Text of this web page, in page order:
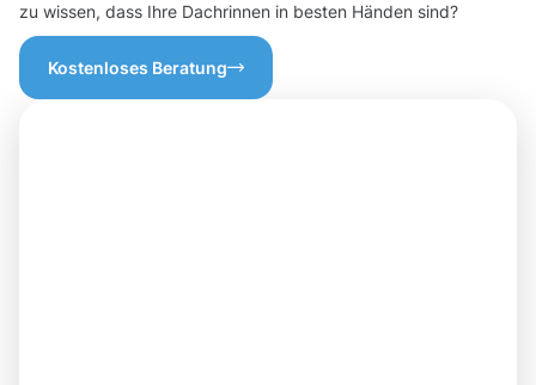
zu wissen, dass Ihre Dachrinnen in besten Händen sind?
Kostenloses Beratung